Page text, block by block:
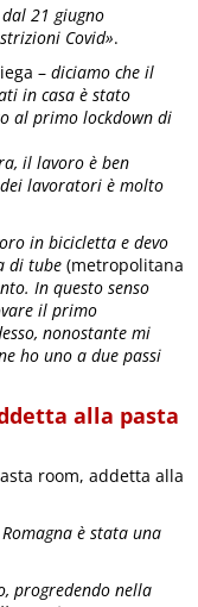
21 giugno
Covid».
– diciamo che il
in casa è stato
al primo lockdown di
il lavoro è ben
lavoratori è molto
in bicicletta e devo
di tube (metropolitana
In questo senso
il primo
nonostante mi
ho uno a due passi
alla pasta
room, addetta alla
è stata una
progredendo nella